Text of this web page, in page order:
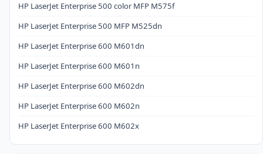
HP LaserJet Enterprise 500 color MFP M575f
HP LaserJet Enterprise 500 MFP M525dn
HP LaserJet Enterprise 600 M601dn
HP LaserJet Enterprise 600 M601n
HP LaserJet Enterprise 600 M602dn
HP LaserJet Enterprise 600 M602n
HP LaserJet Enterprise 600 M602x